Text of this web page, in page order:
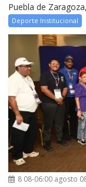
Puebla de
Deporte Institucional
8 08-06:00 agosto